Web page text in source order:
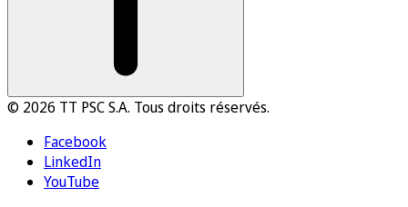
© 2026 TT PSC S.A. Tous droits réservés.
Facebook
LinkedIn
YouTube